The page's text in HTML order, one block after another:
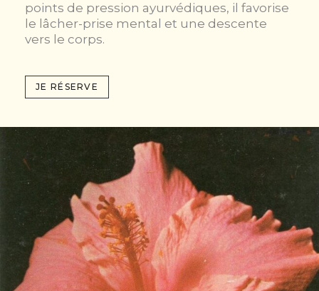
points de pression ayurvédiques, il favorise
le lâcher-prise mental et une descente
vers le corps.
JE RÉSERVE